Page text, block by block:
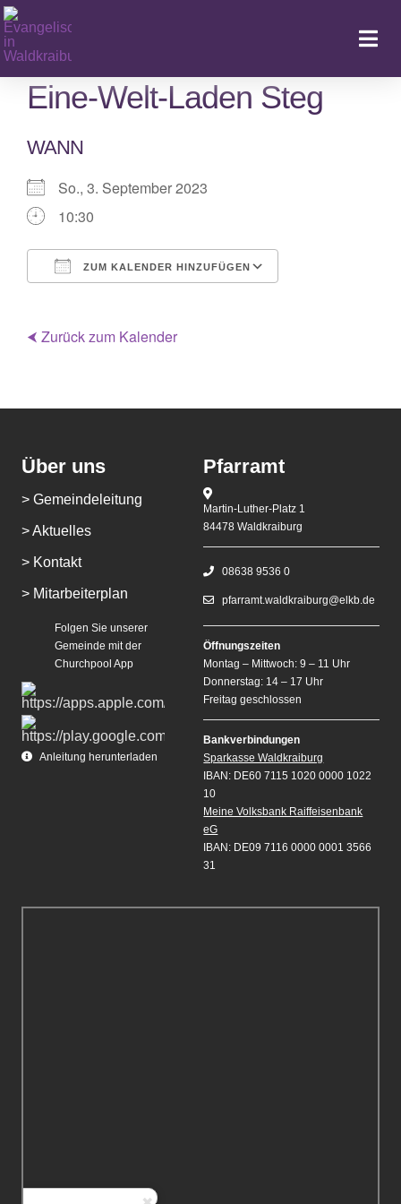
Zum
Inhalt
springen
Eine-Welt-Laden Steg
WANN
So., 3. September 2023
10:30
ZUM KALENDER HINZUFÜGEN
⮜ Zurück zum Kalender
Über uns
> Gemeindeleitung
> Aktuelles
> Kontakt
> Mitarbeiterplan
Folgen Sie unserer
Gemeinde mit der
Churchpool App
Anleitung herunterladen
Pfarramt
Martin-Luther-Platz 1
84478 Waldkraiburg
08638 9536 0
pfarramt.waldkraiburg@elkb.de
Öffnungszeiten
Montag – Mittwoch: 9 – 11 Uhr
Donnerstag: 14 – 17 Uhr
Freitag geschlossen
Bankverbindungen
Sparkasse Waldkraiburg
IBAN: DE60 7115 1020 0000 1022
10
Meine Volksbank Raiffeisenbank
eG
IBAN: DE09 7116 0000 0001 3566
31